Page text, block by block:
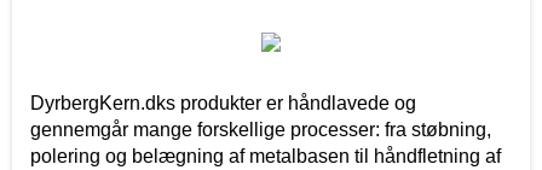
DyrbergKern.dks produkter er håndlavede og
gennemgår mange forskellige processer: fra støbning,
polering og belægning af metalbasen til håndfletning af